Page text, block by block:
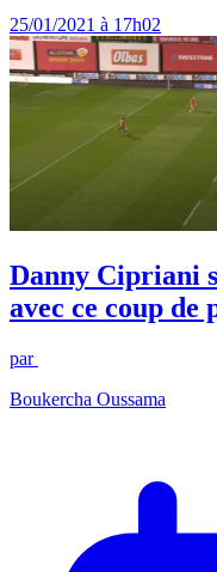
25/01/2021 à 17h02
Danny Cipriani
avec ce coup
par
Boukercha Oussama